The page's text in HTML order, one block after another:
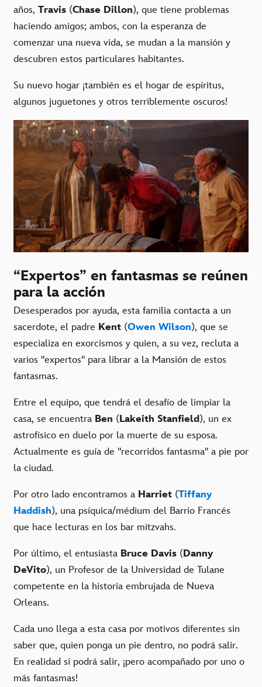
años, Travis (Chase Dillon), que tiene problemas
haciendo amigos; ambos, con la esperanza de
comenzar una nueva vida, se mudan a la mansión y
descubren estos particulares habitantes.
Su nuevo hogar ¡también es el hogar de espíritus,
algunos juguetones y otros terriblemente oscuros!
“Expertos” en fantasmas se reúnen
para la acción
Desesperados por ayuda, esta familia contacta a un
sacerdote, el padre Kent (Owen Wilson), que se
especializa en exorcismos y quien, a su vez, recluta a
varios "expertos" para librar a la Mansión de estos
fantasmas.
Entre el equipo, que tendrá el desafío de limpiar la
casa, se encuentra Ben (Lakeith Stanfield), un ex
astrofísico en duelo por la muerte de su esposa.
Actualmente es guía de "recorridos fantasma" a pie por
la ciudad.
Por otro lado encontramos a Harriet (Tiffany
Haddish), una psíquica/médium del Barrio Francés
que hace lecturas en los bar mitzvahs.
Por último, el entusiasta Bruce Davis (Danny
DeVito), un Profesor de la Universidad de Tulane
competente en la historia embrujada de Nueva
Orleans.
Cada uno llega a esta casa por motivos diferentes sin
saber que, quien ponga un pie dentro, no podrá salir.
En realidad sí podrá salir, ¡pero acompañado por uno o
más fantasmas!